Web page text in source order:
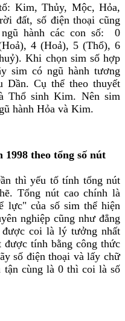
Kim, Thủy, Mộc, Hỏa,
đất, số điện thoại cũng
hành các con số: 0
4 (Hoả), 5 (Thổ), 6
Khi chọn sim số hợp
sim có ngũ hành tương
Cụ thể theo thuyết
Thổ sinh Kim. Nên sim
hành Hỏa và Kim.
theo tổng số nút
thì yếu tố tính tổng nút
Tổng nút cao chính là
lực" của số sim thể hiện
nghiệp cũng như đẳng
coi là lý tưởng nhất
tính bằng công thức
số điện thoại và lấy chữ
cùng là 0 thì coi là số